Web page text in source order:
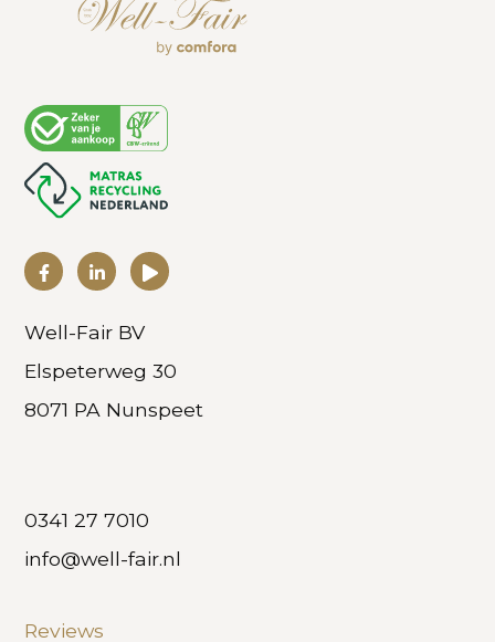
Well-Fair BV
Elspeterweg 30
8071 PA Nunspeet
0341 27 7010
info@well-fair.nl
Reviews